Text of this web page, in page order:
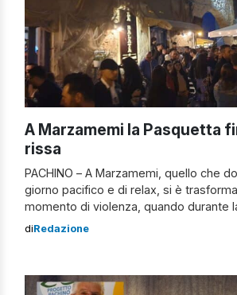
A Marzamemi la Pasquetta
rissa
PACHINO – A Marzamemi, quello che
giorno pacifico e di relax, si è
momento di violenza, quando durante
scoppiata una rissa tra alcuni giovani,
diRedazione